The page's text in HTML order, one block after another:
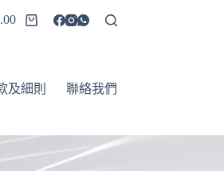
及細則 聯絡我們